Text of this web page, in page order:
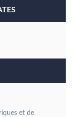
et de